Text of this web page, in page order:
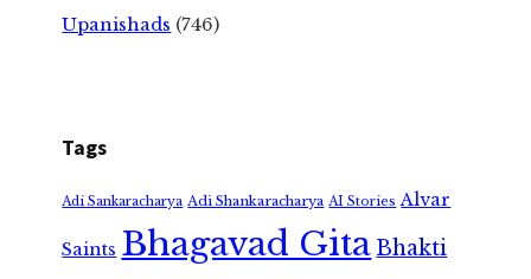
Upanishads (746)
Tags
Adi Sankaracharya Adi Shankaracharya AI Stories Alvar
Saints Bhagavad GitaBhakti